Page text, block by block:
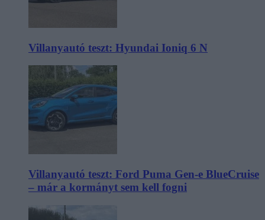
Villanyautó teszt: Hyundai Ioniq 6 N
Villanyautó teszt: Ford Puma Gen-e BlueCruise
– már a kormányt sem kell fogni